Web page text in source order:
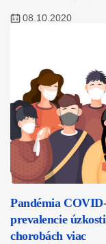
08.10.2020
Pandémia
prevalencie
chorobách viac